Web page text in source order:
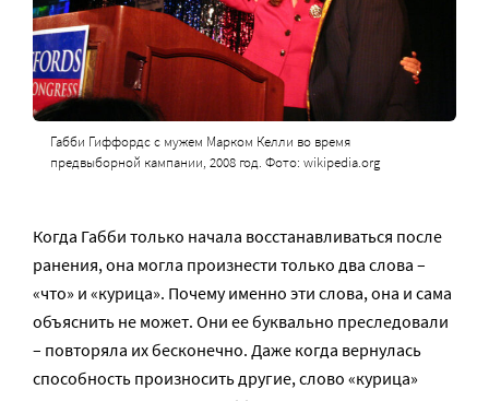
Габби Гиффордс с мужем Марком Келли во время
предвыборной кампании, 2008 год. Фото: wikipedia.org
Когда Габби только начала восстанавливаться после
ранения, она могла произнести только два слова –
«что» и «курица». Почему именно эти слова, она и сама
объяснить не может. Они ее буквально преследовали
– повторяла их бесконечно. Даже когда вернулась
способность произносить другие, слово «курица»